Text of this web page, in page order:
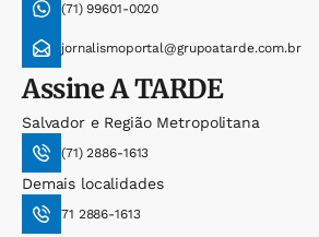
(71) 99601-0020
jornalismoportal@grupoatarde.com.br
AssineA TARDE
Salvador e Região Metropolitana
(71) 2886-1613
Demais localidades
71 2886-1613